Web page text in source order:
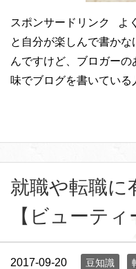
スポンサードリンク よ
と自分が楽しんで書か
んですけど、ブロガー
味でブログを書いてい
就職や転職に
【ビューティ
2017-09-20 豆知識